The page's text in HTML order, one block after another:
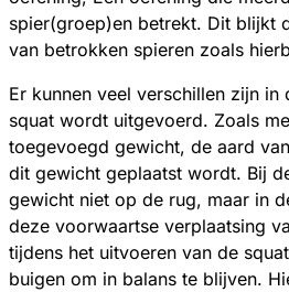
spier(groep)en betrekt. Dit blijkt
van betrokken spieren zoals
Er kunnen veel verschillen zijn
squat wordt uitgevoerd. Zoals
toegevoegd gewicht, de aard
dit gewicht geplaatst wordt. Bij
gewicht niet op de rug, maar in
deze voorwaartse verplaatsing
tijdens het uitvoeren van de
buigen om in balans te blijven.